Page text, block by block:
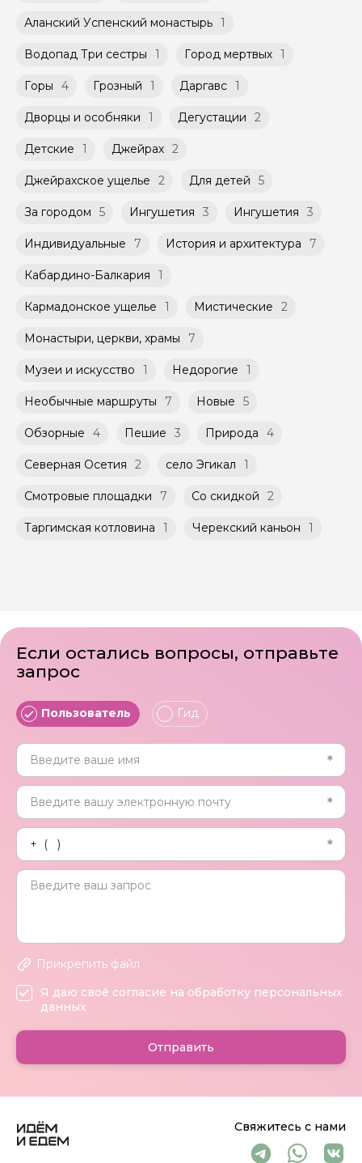
английских фонарей
7. Авторская экскурсия по Чеченской
Республике с гидом-историком. Обзорная
Увлекательное путешествие по Чеченской
достопримечательности.
заблаговременно до начала путешествия,
указанной на странице самого тура и
Агрегатором дополнительного соглашения
к Оферте Сервиса.
Способы оплаты на сайте: Картой
российского банка можно оплатить любую
экскурсию.
расписанию, составленному гидом.
Помимо Вас, на групповой экскурсии могут
быть незнакомые для Вас люди.
Мини-группы проводятся на тех же
условиях, что и групповые, но с количество
не более 10 человек)
Аланский Успенский монастырь 1
Водопад Три сестры 1 Город мертвых 1
Горы 4 Грозный 1 Даргавс 1
Дворцы и особняки 1 Дегустации 2
Детские 1 Джейрах 2
Джейрахское ущелье 2 Для детей 5
За городом 5 Ингушетия 3 Ингушетия 3
Индивидуальные 7 История и архитектура 7
Кабардино-Балкария 1
Кармадонское ущелье 1 Мистические 2
Монастыри, церкви, храмы 7
Музеи и искусство 1 Недорогие 1
Необычные маршруты 7 Новые 5
Обзорные 4 Пешие 3 Природа 4
Северная Осетия 2 село Эгикал 1
Смотровые площадки 7 Со скидкой 2
Таргимская котловина 1 Черекский каньон 1
Свяжитесь с нами
Если остались вопросы, отправьте
запрос
Пользователь Гид
Прикрепить файл
Я даю своё согласие на обработку персональных
данных
Отправить